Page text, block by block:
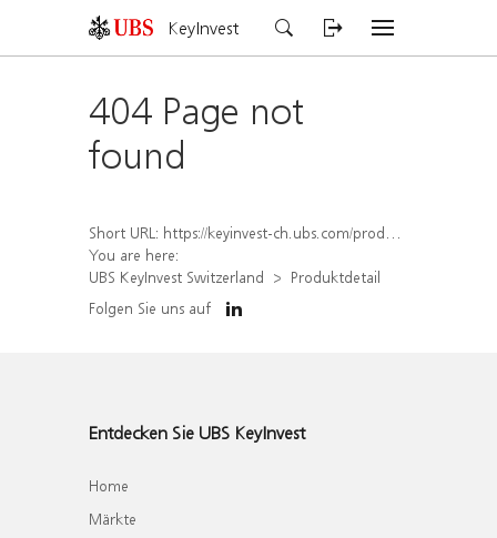
KeyInvest
404 Page not
found
Short URL: https://keyinvest-ch.ubs.com/produkt/detail/index/isin/CH1560354339
You are here:
UBS KeyInvest Switzerland
Produktdetail
Folgen Sie uns auf
Entdecken Sie UBS KeyInvest
Home
Märkte